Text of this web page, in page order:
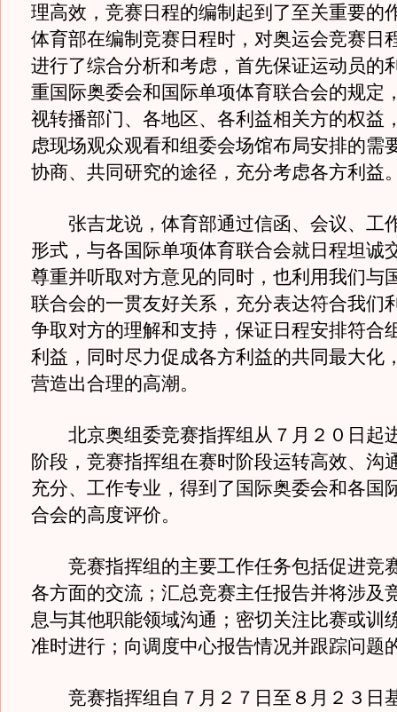
理高效，竞赛日程的编制起到了至关重要的
体育部在编制竞赛日程时，对奥运会竞赛日
进行了综合分析和考虑，首先保证运动员的
重国际奥委会和国际单项体育联合会的规定
视转播部门、各地区、各利益相关方的权益
虑现场观众观看和组委会场馆布局安排的需
协商、共同研究的途径，充分考虑各方利益
张吉龙说，体育部通过信函、会议、工
形式，与各国际单项体育联合会就日程坦诚
尊重并听取对方意见的同时，也利用我们与
联合会的一贯友好关系，充分表达符合我们
争取对方的理解和支持，保证日程安排符合
利益，同时尽力促成各方利益的共同最大化
营造出合理的高潮。
北京奥组委竞赛指挥组从７月２０日起
阶段，竞赛指挥组在赛时阶段运转高效、沟
充分、工作专业，得到了国际奥委会和各国
合会的高度评价。
竞赛指挥组的主要工作任务包括促进竞
各方面的交流；汇总竞赛主任报告并将涉及
息与其他职能领域沟通；密切关注比赛或训
准时进行；向调度中心报告情况并跟踪问题
竞赛指挥组自７月２７日至８月２３日